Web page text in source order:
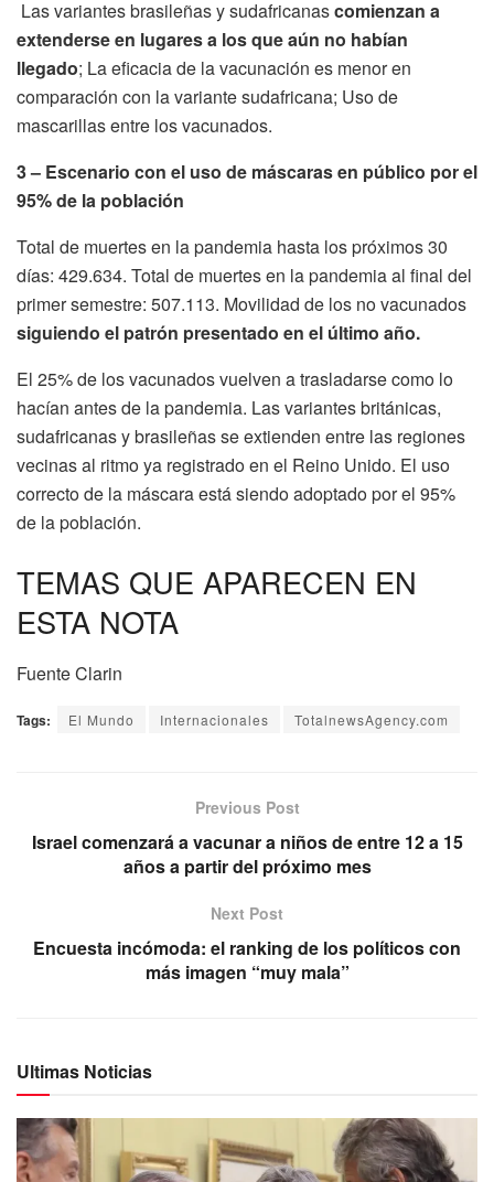
Las variantes brasileñas y sudafricanascomienzan a
extenderse en lugares a los que aún no habían
llegado; La eficacia de la vacunación es menor en
comparación con la variante sudafricana; Uso de
mascarillas entre los vacunados.
3 – Escenario con el uso de máscaras en público por el
95% de la población
Total de muertes en la pandemia hasta los próximos 30
días: 429.634. Total de muertes en la pandemia al final del
primer semestre: 507.113. Movilidad de los no vacunados
siguiendo el patrón presentado en el último año.
El 25% de los vacunados vuelven a trasladarse como lo
hacían antes de la pandemia. Las variantes británicas,
sudafricanas y brasileñas se extienden entre las regiones
vecinas al ritmo ya registrado en el Reino Unido. El uso
correcto de la máscara está siendo adoptado por el 95%
de la población.
TEMAS QUE APARECEN EN
ESTA NOTA
Fuente Clarin
Tags: El Mundo Internacionales TotalnewsAgency.com
Previous Post
Israel comenzará a vacunar a niños de entre 12 a 15
años a partir del próximo mes
Next Post
Encuesta incómoda: el ranking de los políticos con
más imagen “muy mala”
Ultimas Noticias